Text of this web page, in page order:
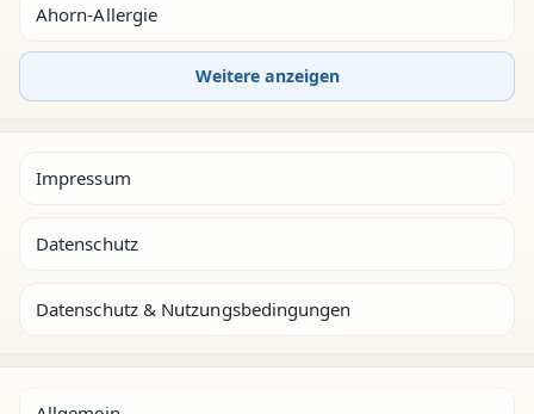
Ahorn-Allergie
Weitere anzeigen
Impressum
Datenschutz
Datenschutz & Nutzungsbedingungen